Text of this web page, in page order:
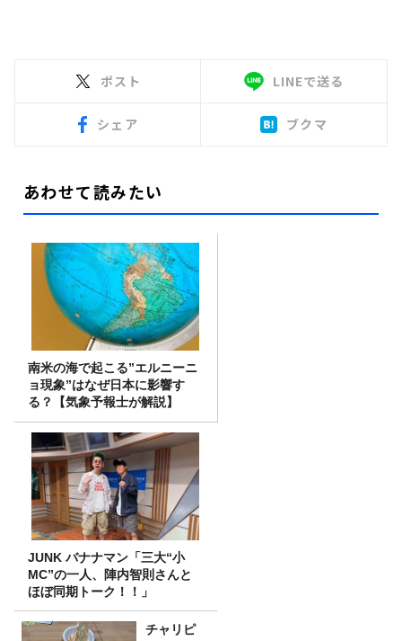
ポスト LINEで送る
シェア ブクマ
あわせて読みたい
南米の海で起こる”エルニーニ
ョ現象”はなぜ日本に影響す
る？【気象予報士が解説】
JUNK バナナマン「三大“小
MC”の一人、陣内智則さんと
ほぼ同期トーク！！」
チャリピ